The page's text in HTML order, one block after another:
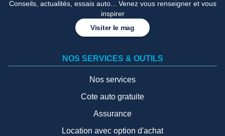
Conseils, actualités, essais auto... Venez vous renseigner et vous
inspirer
Visiter le mag
NOS SERVICES & OUTILS
Nos services
Cote auto gratuite
Assurance
Location avec option d'achat